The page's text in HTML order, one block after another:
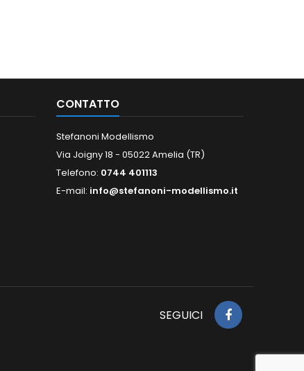
CONTATTO
Stefanoni Modellismo
Via Joigny 18 - 05022 Amelia (TR)
Telefono: 0744 401113
E-mail: info@stefanoni-modellismo.it
SEGUICI